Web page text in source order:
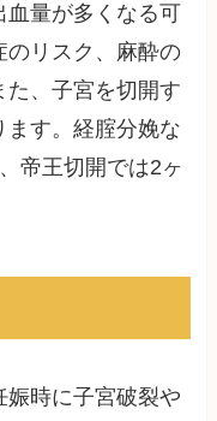
血量が多くなる可
のリスク、麻酔の
た、子宮を切開す
ます。経腟分娩な
帝王切開では2ヶ
時に子宮破裂や